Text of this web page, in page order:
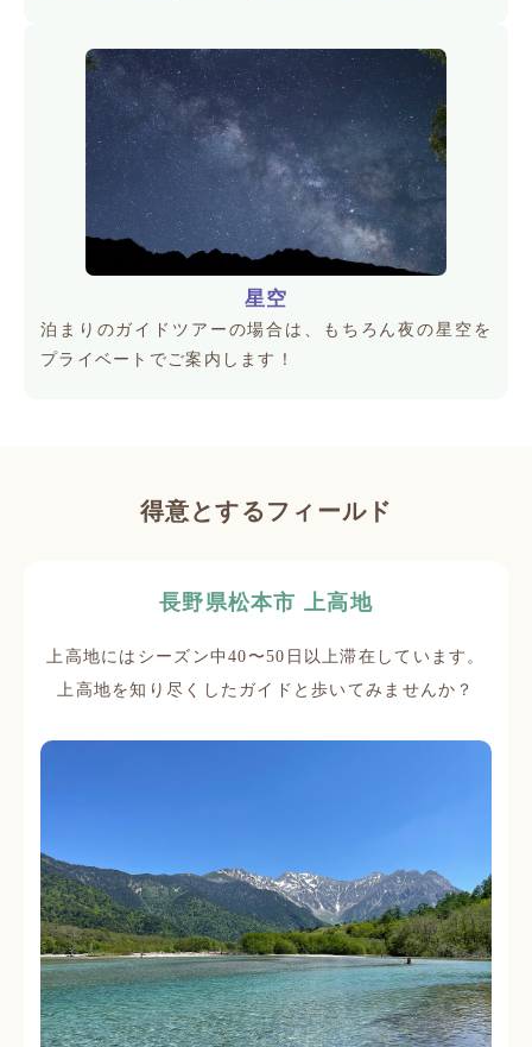
星空
泊まりのガイドツアーの場合は、もちろん夜の星空を
プライベートでご案内します！
得意とするフィールド
長野県松本市 上高地
上高地にはシーズン中40〜50日以上滞在しています。
上高地を知り尽くしたガイドと歩いてみませんか？